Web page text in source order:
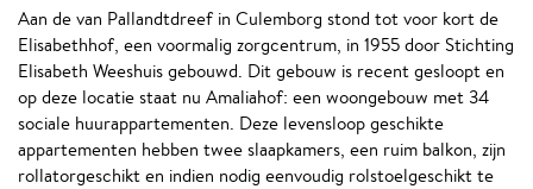
Aan de van Pallandtdreef in Culemborg stond tot voor kort de
Elisabethhof, een voormalig zorgcentrum, in 1955 door Stichting
Elisabeth Weeshuis gebouwd. Dit gebouw is recent gesloopt en
op deze locatie staat nu Amaliahof: een woongebouw met 34
sociale huurappartementen. Deze levensloop geschikte
appartementen hebben twee slaapkamers, een ruim balkon, zijn
rollatorgeschikt en indien nodig eenvoudig rolstoelgeschikt te